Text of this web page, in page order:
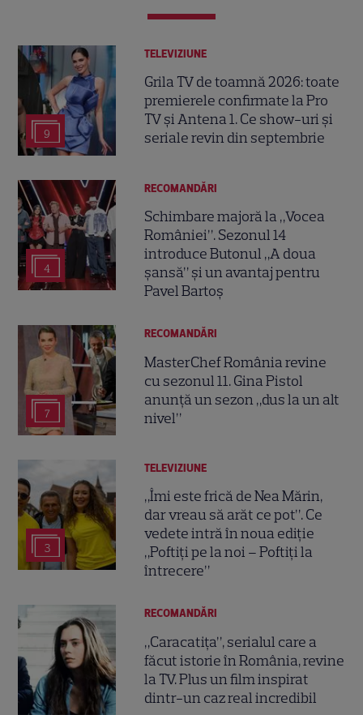
9
TELEVIZIUNE
Grila TV de toamnă 2026: toate
premierele confirmate la Pro
TV și Antena 1. Ce show-uri și
seriale revin din septembrie
4
RECOMANDĂRI
Schimbare majoră la „Vocea
României”. Sezonul 14
introduce Butonul „A doua
șansă” și un avantaj pentru
Pavel Bartoș
7
RECOMANDĂRI
MasterChef România revine
cu sezonul 11. Gina Pistol
anunță un sezon „dus la un alt
nivel”
3
TELEVIZIUNE
„Îmi este frică de Nea Mărin,
dar vreau să arăt ce pot”. Ce
vedete intră în noua ediție
„Poftiți pe la noi – Poftiți la
întrecere”
RECOMANDĂRI
„Caracatița”, serialul care a
făcut istorie în România, revine
la TV. Plus un film inspirat
dintr-un caz real incredibil